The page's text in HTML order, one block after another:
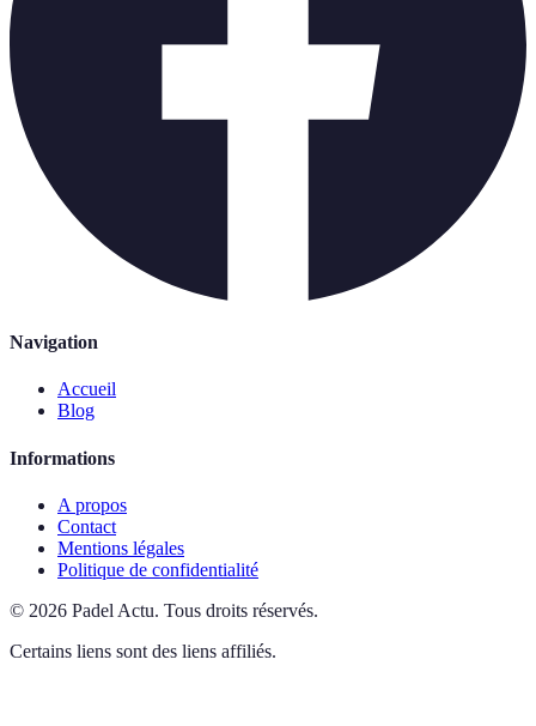
Navigation
Accueil
Blog
Informations
A propos
Contact
Mentions légales
Politique de confidentialité
© 2026 Padel Actu. Tous droits réservés.
Certains liens sont des liens affiliés.